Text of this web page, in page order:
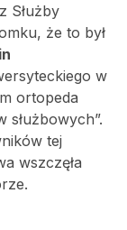
Służby
że to był
w
ortopeda
służbowych”.
tej
wszczęła